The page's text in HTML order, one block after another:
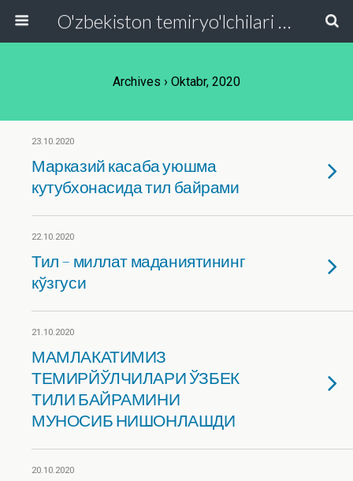
O'zbekiston temiryo'lchilari va transport quruvchilari kasaba uyushmasi Respublika Kengashi
Archives › Oktabr, 2020
23.10.2020
Марказий касаба уюшма
кутубхонасида тил байрами
22.10.2020
Тил – миллат маданиятининг
кўзгуси
21.10.2020
МАМЛАКАТИМИЗ
ТЕМИРЙЎЛЧИЛАРИ ЎЗБЕК
ТИЛИ БАЙРАМИНИ
МУНОСИБ НИШОНЛАШДИ
20.10.2020